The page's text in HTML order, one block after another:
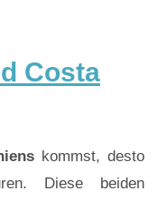
Costa
kommst, desto
Diese beiden